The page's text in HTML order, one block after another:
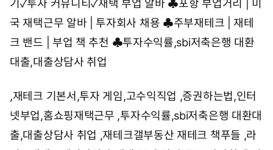
기✓투자 커뮤니티✓재택 부업 알바 ♣포항 부업거리 | 미
국 재택근무 알바 | 투자회사 채용 ♣주부재테크 | 재테
크 밴드 | 부업 책 추천 ♣투자수익률,sbi저축은행 대환
대출,대출상담사 취업
,재테크 기본서,투자 게임,고수익직업 ,증권하는법,인터
넷부업,홈쇼핑재택근무 ,투자수익률,sbi저축은행 대환대
출,대출상담사 취업 ,재테크갤부동산 재테크 책푸들 ,라